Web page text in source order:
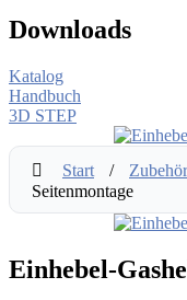
Downloads
Katalog
Handbuch
3D STEP
Start / Zubehör
Seitenmontage
Einhebel-